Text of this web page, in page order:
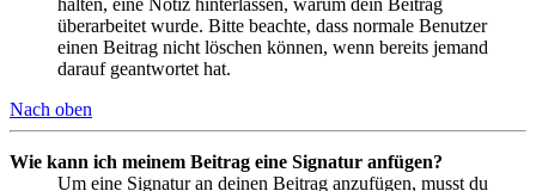
überarbeitet wurde. Bitte beachte, dass normale Benutzer
einen Beitrag nicht löschen können, wenn bereits jemand
darauf geantwortet hat.
Nach oben
Wie kann ich meinem Beitrag eine Signatur anfügen?
Um eine Signatur an deinen Beitrag anzufügen, musst du